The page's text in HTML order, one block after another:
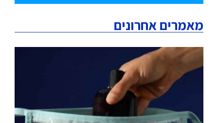
מאמרים אחרונים